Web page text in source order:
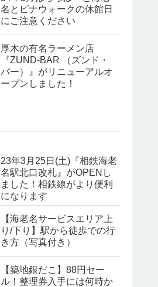
名とビナウォークの休館日
にご注意ください
厚木の有名ラーメン店
『ZUND-BAR （ズンド・
バー）』がリニューアルオ
ープンしました！
23年3月25日(土)『相鉄海老
名駅北口改札』がOPENし
ました！相鉄線がより便利
になります
【海老名サービスエリア上
り/下り】駅から徒歩での行
き方（写真付き）
【築地銀だこ】88円セー
ル！整理券入手には何時か